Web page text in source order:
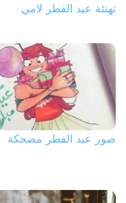
تهنئة عيد الفطر لامي
صور عيد الفطر مضحكة